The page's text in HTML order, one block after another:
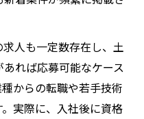
人も一定数存在し、土
れば応募可能なケース
からの転職や若手技術
実際に、入社後に資格